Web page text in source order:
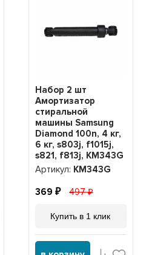
Набор 2 шт
Амортизатор
стиральной
машины Samsung
Diamond 100n, 4 кг,
6 кг, s803j, f1015j,
s821, f813j, KM343G
Артикул: KM343G
369 497
Купить в 1 клик